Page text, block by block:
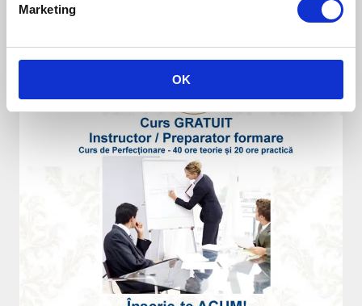
Marketing
OK